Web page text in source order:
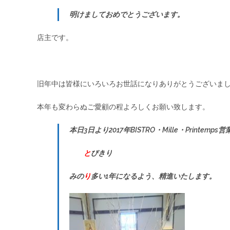
明けましておめでとうございます。
店主です。
旧年中は皆様にいろいろお世話になりありがとうございまし
本年も変わらぬご愛顧の程よろしくお願い致します。
本日3日より2017年BISTRO・Mille・Printemps営
とびきり
みのり多い1年になるよう、精進いたします。